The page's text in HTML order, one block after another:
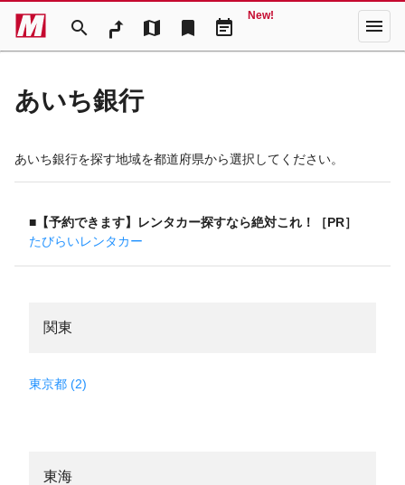
search map bookmark event_note
New! menu
あいち銀行
あいち銀行を探す地域を都道府県から選択してください。
■【予約できます】レンタカー探すなら絶対これ！［PR］
たびらいレンタカー
関東
東京都 (2)
東海